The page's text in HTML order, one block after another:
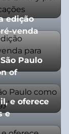
edição
venda
Paulo
of
e oferece
e